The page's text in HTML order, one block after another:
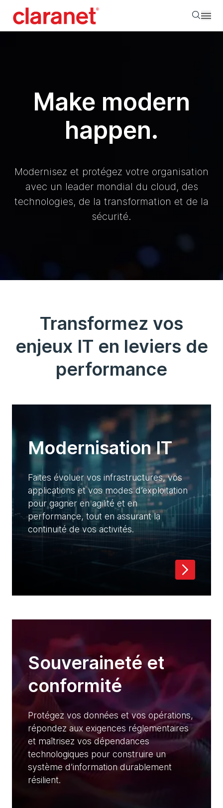
Make modern
happen.
Modernisez et protégez votre organisation
avec un leader mondial du cloud, des
technologies, de la transformation et de la
sécurité.
Transformez vos
enjeux IT en leviers de
performance
Modernisation IT
Faites évoluer vos infrastructures, vos
applications et vos modes d’exploitation
pour gagner en agilité et en
performance, tout en assurant la
continuité de vos activités.
Souveraineté et
conformité
Protégez vos données et vos opérations,
répondez aux exigences réglementaires
et maîtrisez vos dépendances
technologiques pour construire un
système d’information durablement
résilient.